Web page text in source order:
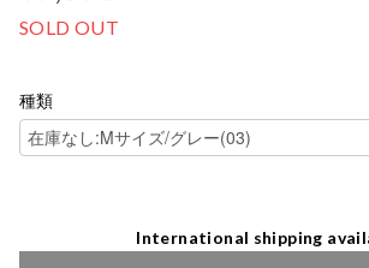
SOLD OUT
種類
International shipping